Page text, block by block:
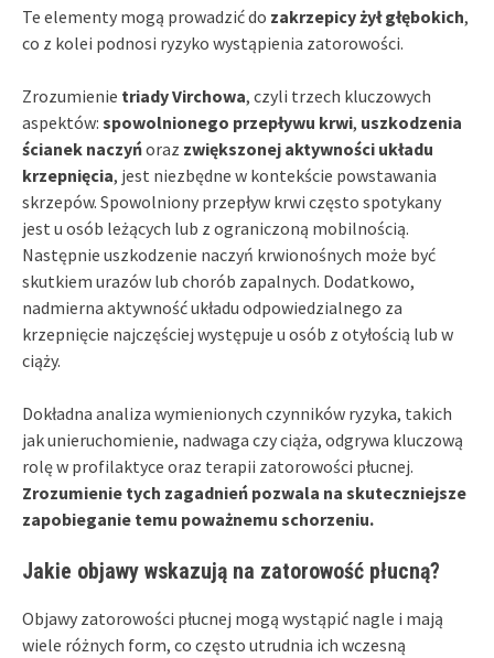
Te elementy mogą prowadzić do zakrzepicy żył głębokich,
co z kolei podnosi ryzyko wystąpienia zatorowości.
Zrozumienie triady Virchowa, czyli trzech kluczowych
aspektów: spowolnionego przepływu krwi, uszkodzenia
ścianek naczyńoraz zwiększonej aktywności układu
krzepnięcia, jest niezbędne w kontekście powstawania
skrzepów. Spowolniony przepływ krwi często spotykany
jest u osób leżących lub z ograniczoną mobilnością.
Następnie uszkodzenie naczyń krwionośnych może być
skutkiem urazów lub chorób zapalnych. Dodatkowo,
nadmierna aktywność układu odpowiedzialnego za
krzepnięcie najczęściej występuje u osób z otyłością lub w
ciąży.
Dokładna analiza wymienionych czynników ryzyka, takich
jak unieruchomienie, nadwaga czy ciąża, odgrywa kluczową
rolę w profilaktyce oraz terapii zatorowości płucnej.
Zrozumienie tych zagadnień pozwala na skuteczniejsze
zapobieganie temu poważnemu schorzeniu.
Jakie objawy wskazują na zatorowość płucną?
Objawy zatorowości płucnej mogą wystąpić nagle i mają
wiele różnych form, co często utrudnia ich wczesną